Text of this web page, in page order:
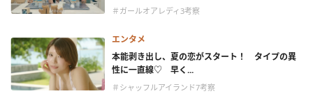
＃ガールオアレディ3考察
エンタメ
本能剥き出し、夏の恋がスタート！ タイプの異
性に一直線♡ 早く...
＃シャッフルアイランド7考察